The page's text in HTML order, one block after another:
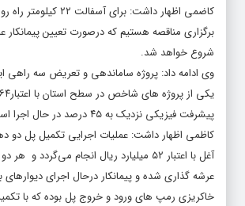
کاضمی اظهار داشت: برای
برگزاری مناقصه هستیم که درصورت تعیین پیمانکار
شروع خواهد شد.
وی ادامه داد: پروژه ساماندهی و تعریض سه راهی
پیشرفت فیزیکی نزدیک به ۴۵ درصد در حال اجرا است.
آغل با اعتبار ۵۲ میلیارد ریال انجام می‌گردد
عرشه گذاری شده و پیمانکار درحال اجرای دیوارهای